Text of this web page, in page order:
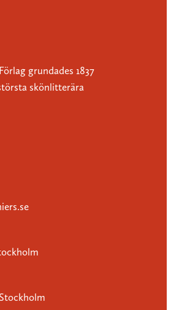
grundades 1837
skönlitterära